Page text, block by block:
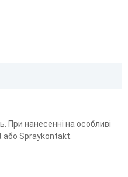
При нанесенні на особливі
або Spraykontakt.